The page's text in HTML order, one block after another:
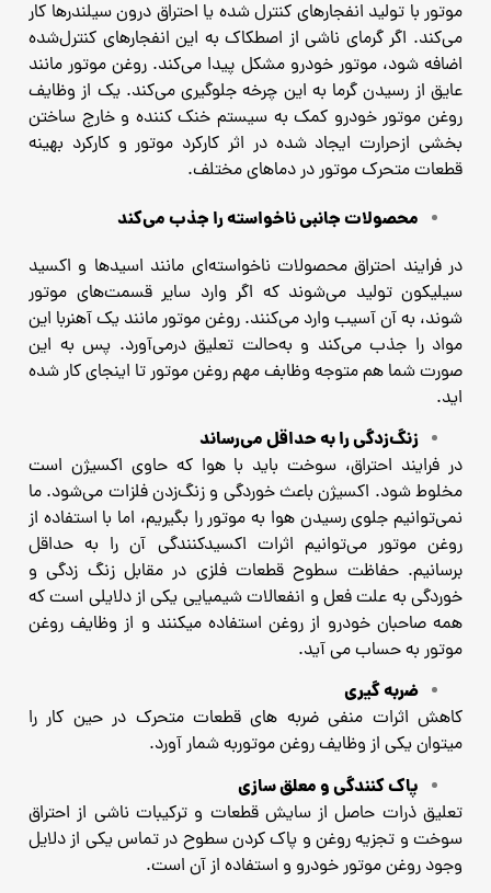
موتور با تولید انفجارهای کنترل‌ شده یا احتراق درون سیلندرها کار
می‌کند. اگر گرمای ناشی از اصطکاک به این انفجارهای کنترل‌شده
اضافه شود، موتور خودرو مشکل پیدا می‌کند. روغن موتور مانند
عایق از رسیدن گرما به این چرخه جلوگیری می‌کند.یک از وظایف
روغن موتور خودرو کمک به سیستم خنک کننده و خارج ساختن
بخشی ازحرارت ایجاد شده در اثر کارکرد موتور و کارکرد بهینه
قطعات متحرک موتور در دماهای مختلف.
محصولات جانبی ناخواسته را جذب می‌کند
در فرایند احتراق محصولات ناخواسته‌ای مانند اسیدها و اکسید
سیلیکون تولید می‌شوند که اگر وارد سایر قسمت‌های موتور
شوند، به آن آسیب وارد می‌کنند. روغن موتور مانند یک آهنربا این
مواد را جذب می‌کند و به‌حالت تعلیق درمی‌آورد. پس به این
صورت شما هم متوجه وظابف مهم روغن موتور تا اینجای کار شده
اید.
زنگ‌زدگی را به حداقل می‌رساند
در فرایند احتراق، سوخت باید با هوا که حاوی اکسیژن است
مخلوط شود. اکسیژن باعث خوردگی و زنگ‌زدن فلزات می‌شود. ما
نمی‌توانیم جلوی رسیدن هوا به موتور را بگیریم، اما با استفاده از
روغن موتور می‌توانیم اثرات اکسیدکنندگی آن را به حداقل
برسانیم.حفاظت سطوح قطعات فلزی در مقابل زنگ زدگی و
خوردگی به علت فعل و انفعالات شیمیایی یکی از دلایلی است که
همه صاحبان خودرو از روغن استفاده میکنند و از وظایف روغن
موتور به حساب می آید.
ضربه گیری
کاهش اثرات منفی ضربه های قطعات متحرک در حین کار را
میتوان یکی از وظایف روغن موتوربه شمار آورد.
پاک کنندگی و معلق سازی
تعلیق ذرات حاصل از سایش قطعات و ترکیبات ناشی از احتراق
سوخت و تجزیه روغن و پاک کردن سطوح در تماس یکی از دلایل
وجود روغن موتور خودرو و استفاده از آن است.